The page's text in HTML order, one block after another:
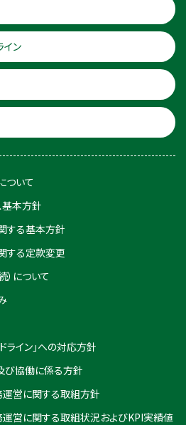
イン
ついて
基本方針
する基本方針
する定款変更
）について
ライン」への対応方針
協働に係る方針
営に関する取組方針
営に関する取組状況およびKPI実績値